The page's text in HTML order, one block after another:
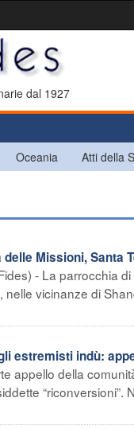
dal 1927
Oceania Atti della
Missioni, Santa
- La parrocchia
vicinanze di
estremisti indù:
appello della